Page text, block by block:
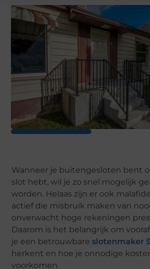
Wanneer je buitengesloten bent
slot hebt, wil je zo snel mogelijk
worden. Helaas zijn er ook
actief die misbruik maken van
onverwacht hoge rekeningen
Daarom is het belangrijk om
je een betrouwbare slotenmaker
herkent en hoe je onnodige
voorkomen.